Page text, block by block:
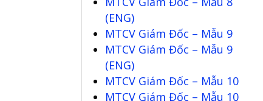
(ENG)
MTCV Giám Đốc – Mẫu 9
MTCV Giám Đốc – Mẫu 9
(ENG)
MTCV Giám Đốc – Mẫu 10
MTCV Giám Đốc – Mẫu 10